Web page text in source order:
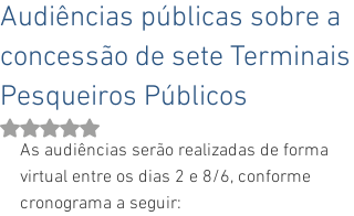
Audiências públicas sobre a
concessão de sete Terminais
Pesqueiros Públicos
Avaliado com NaN de 5 estrelas.
As audiências serão realizadas de forma
virtual entre os dias 2 e 8/6, conforme
cronograma a seguir: